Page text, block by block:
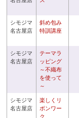
シモジマ
名古屋店
斜め包み
特訓講座
シモジマ
名古屋店
テーマラ
ッピング
～不織布
を使って
～
シモジマ
名古屋店
楽しくリ
ボンワー
ク